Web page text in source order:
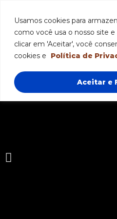
Usamos cookies para
como você usa o nosso site e
clicar em 'Aceitar', você
cookies e
Política de
Aceitar e